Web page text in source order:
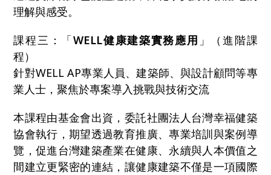
理解與感受。
課程三：「WELL健康建築實務應用 」（進階課
程）
針對WELL AP專業人員、建築師、與設計顧問等專
業人士，聚焦於專案導入挑戰與技術交流
本課程由基金會出資，委託社團法人台灣幸福健築
協會執行，期望透過教育推廣、專業培訓與案例導
覽，促進台灣建築產業在健康、永續與人本價值之
間建立更緊密的連結，讓健康建築不僅是一項國際